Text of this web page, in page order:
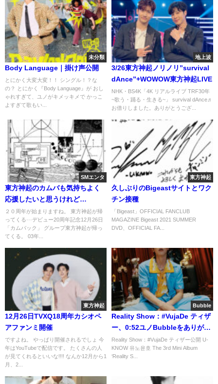
未分類
Body Language｜掛け声公開
とにかく大変大変！！ シングル！？な
の？ とにかく『Body Language』が おし
ゃれすぎて、ユノがキメッキメで かっこ
よすぎて歌もい...
地上波
3/26東方神起ノリノリ”survival
dAnce”+WOWOW東方神起LIVE
NHK・BS4K「4K リアルライブ TRF30年
~歌う・踊る・生きる~」 survival dAnce♬
お借りしました。ありがとうござ...
SMエンタ
東方神起のカムバも気持ちよく
応援したいと思うけれど…
２０周年が始まりますね。 東方神起が帰
ってくる···デビュー20周年記念12月26日
「カムバック」 グループ東方神起が帰っ
てくる。 03年...
東方神起
久しぶりのBigeastサイトとワク
チン接種
「Bigeast」OFFICIAL FANCLUB
MAGAZINE Bigeast 2021 SUMMER
DVD、OFFICIAL FA...
東方神起
12月26日TVXQ18周年カシオペ
アファンミ開催
ですよね。 やっぱり開催されるでしょ 今
年はYouTubeで配信です。 たくさんの人
が見てくれるといいな!!!! なんか12月から1
月、2...
Bubble
Reality Show：#VujaDe ティザ
ー、0:52ユノBubbleをありがと
う♡
Reality Show：#VujaDe ティザー公開 U-
KNOW 유노윤호 The 3rd Mini Album
‘Reality S...